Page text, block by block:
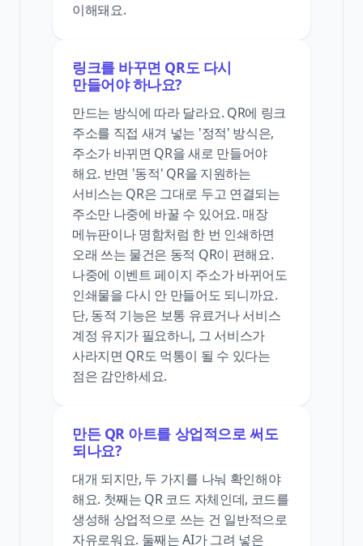
이해돼요.
링크를 바꾸면 QR도 다시
만들어야 하나요?
만드는 방식에 따라 달라요. QR에 링크
주소를 직접 새겨 넣는 '정적' 방식은,
주소가 바뀌면 QR을 새로 만들어야
해요. 반면 '동적' QR을 지원하는
서비스는 QR은 그대로 두고 연결되는
주소만 나중에 바꿀 수 있어요. 매장
메뉴판이나 명함처럼 한 번 인쇄하면
오래 쓰는 물건은 동적 QR이 편해요.
나중에 이벤트 페이지 주소가 바뀌어도
인쇄물을 다시 안 만들어도 되니까요.
단, 동적 기능은 보통 유료거나 서비스
계정 유지가 필요하니, 그 서비스가
사라지면 QR도 먹통이 될 수 있다는
점은 감안하세요.
만든 QR 아트를 상업적으로 써도
되나요?
대개 되지만, 두 가지를 나눠 확인해야
해요. 첫째는 QR 코드 자체인데, 코드를
생성해 상업적으로 쓰는 건 일반적으로
자유로워요. 둘째는 AI가 그려 넣은